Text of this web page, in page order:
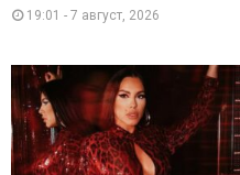
19:01 - 7 август, 2026